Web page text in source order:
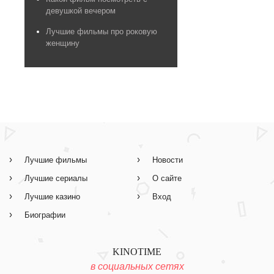
девушкой вечером
Лучшие фильмы про роковую
женщину
Лучшие фильмы
Лучшие сериалы
Лучшие казино
Биографии
Новости
О сайте
Вход
KINOTIME
в социальных сетях